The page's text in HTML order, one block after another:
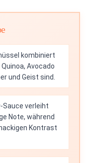
kombiniert
Avocado
und Geist sind.
Sauce verleiht
Note, während
Kontrast